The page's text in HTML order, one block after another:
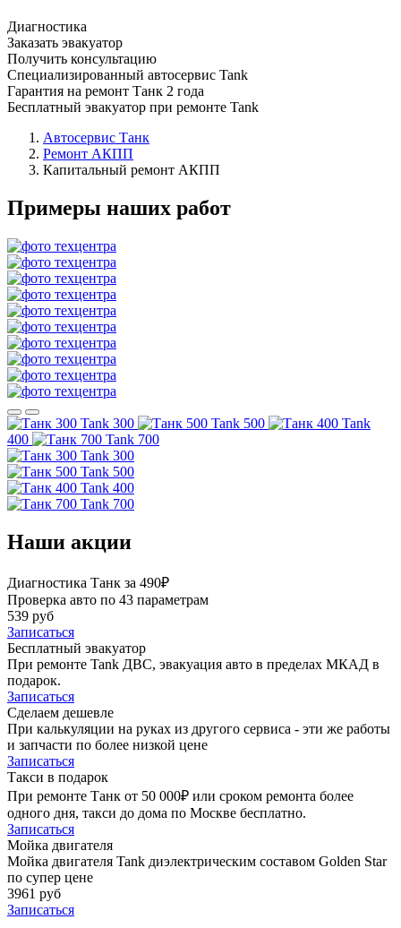
Диагностика
Заказать эвакуатор
Получить консультацию
Специализированный автосервис Tank
Гарантия на ремонт Танк 2 года
Бесплатный эвакуатор при ремонте Tank
Автосервис Танк
Ремонт АКПП
Капитальный ремонт АКПП
Примеры наших работ
Tank 300 Tank 500
Tank
400
Tank 700
Tank 300
Tank 500
Tank 400
Tank 700
Наши акции
Диагностика Танк за 490₽
Проверка авто по 43 параметрам
539 руб
Записаться
Бесплатный эвакуатор
При ремонте Tank ДВС, эвакуация авто в пределах МКАД в
подарок.
Записаться
Сделаем дешевле
При калькуляции на руках из другого сервиса - эти же работы
и запчасти по более низкой цене
Записаться
Такси в подарок
При ремонте Танк от 50 000₽ или сроком ремонта более
одного дня, такси до дома по Москве бесплатно.
Записаться
Мойка двигателя
Мойка двигателя Tank диэлектрическим составом Golden Star
по супер цене
3961 руб
Записаться